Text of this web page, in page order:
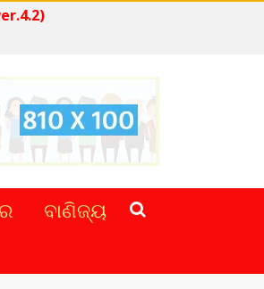
ENGLISH ( ver.4.2)
ବାଣିଜ୍ୟ